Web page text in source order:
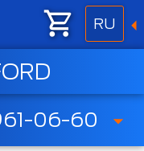
RU
06-60